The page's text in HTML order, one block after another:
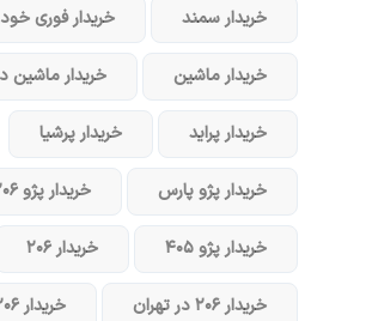
خریدار سمند خریدار فوری
خریدار ماشین خریدار ماشین
خریدار پراید خریدار پرشیا
خریدار پژو پارس خریدار پژو ۲۰۶
خریدار پژو ۴۰۵ خریدار ۲۰۶
خریدار ۲۰۶ در تهران خریدار ۲۰۶ در محل